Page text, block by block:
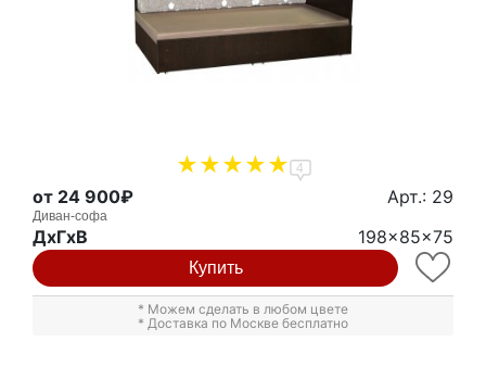
4
от 24 900₽ Арт.: 29
Диван-софа
ДxГxВ 198x85x75
Купить
* Можем сделать в любом цвете
* Доставка по Москве бесплатно